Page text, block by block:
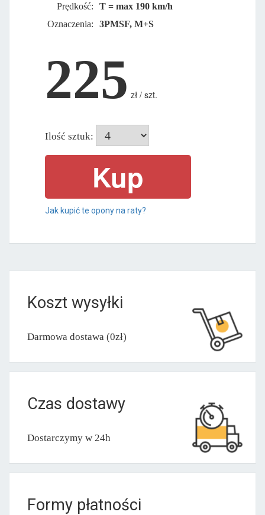
Prędkość:
T = max 190 km/h
Oznaczenia:
3PMSF, M+S
225 zł / szt.
Ilość sztuk:
Jak kupić te opony na raty?
Koszt wysyłki
Darmowa dostawa (0zł)
Czas dostawy
Dostarczymy w 24h
Formy płatności